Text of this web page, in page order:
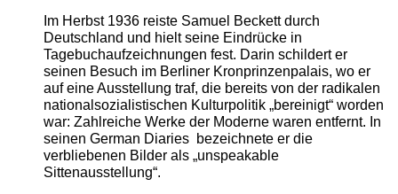
Im Herbst 1936 reiste Samuel Beckett durch
Deutschland und hielt seine Eindrücke in
Tagebuchaufzeichnungen fest. Darin schildert er
seinen Besuch im Berliner Kronprinzenpalais, wo er
auf eine Ausstellung traf, die bereits von der radikalen
nationalsozialistischen Kulturpolitik „bereinigt“ worden
war: Zahlreiche Werke der Moderne waren entfernt. In
seinen German Diaries bezeichnete er die
verbliebenen Bilder als „unspeakable
Sittenausstellung“.